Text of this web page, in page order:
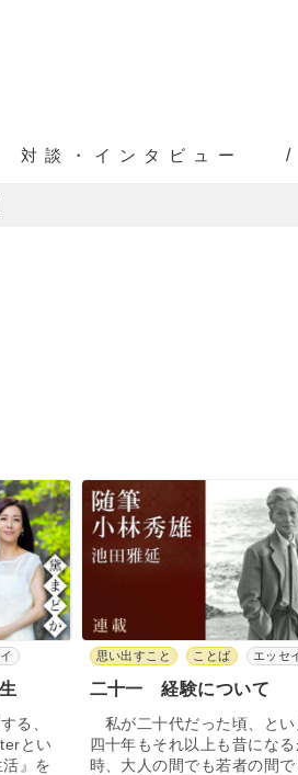
対談・インタビュー
る、
とい
』を
思い出すこと ことば エッセ
二十一 経験について
私が二十代だった頃、とい
四十年もそれ以上も昔になる
時、大人の間でも若者の間